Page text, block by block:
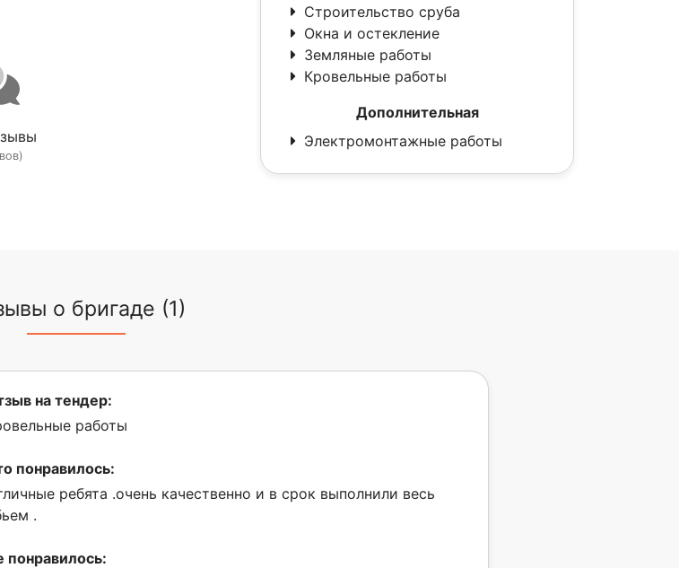
Строительство сруба
Окна и остекление
Земляные работы
Кровельные работы
Дополнительная
Электромонтажные работы
о бригаде (1)
на тендер:
работы
понравилось:
ребята .очень качественно и в срок выполнили весь
.
понравилось: